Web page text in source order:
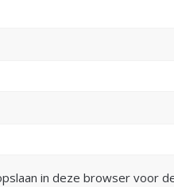
in deze browser voor